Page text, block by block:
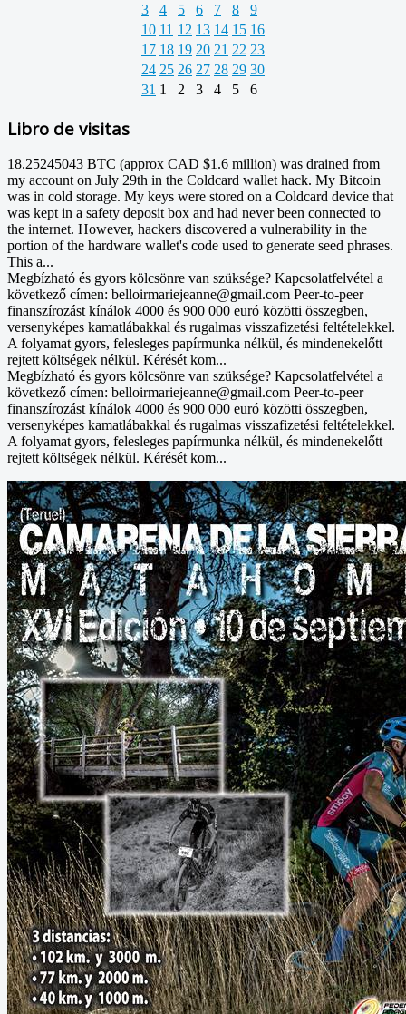
3
4 5 6 7 8
9
10 11 12 13 14 15 16
17 18 19 20 21 22 23
24 25 26 27 28 29 30
31 1 2 3 4 5 6
Libro de visitas
18.25245043 BTC (approx CAD $1.6 million) was drained from
my account on July 29th in the Coldcard wallet hack. My Bitcoin
was in cold storage. My keys were stored on a Coldcard device that
was kept in a safety deposit box and had never been connected to
the internet. However, hackers discovered a vulnerability in the
portion of the hardware wallet's code used to generate seed phrases.
This a...
Megbízható és gyors kölcsönre van szüksége? Kapcsolatfelvétel a
következő címen: belloirmariejeanne@gmail.com Peer-to-peer
finanszírozást kínálok 4000 és 900 000 euró közötti összegben,
versenyképes kamatlábakkal és rugalmas visszafizetési feltételekkel.
A folyamat gyors, felesleges papírmunka nélkül, és mindenekelőtt
rejtett költségek nélkül. Kérését kom...
Megbízható és gyors kölcsönre van szüksége? Kapcsolatfelvétel a
következő címen: belloirmariejeanne@gmail.com Peer-to-peer
finanszírozást kínálok 4000 és 900 000 euró közötti összegben,
versenyképes kamatlábakkal és rugalmas visszafizetési feltételekkel.
A folyamat gyors, felesleges papírmunka nélkül, és mindenekelőtt
rejtett költségek nélkül. Kérését kom...